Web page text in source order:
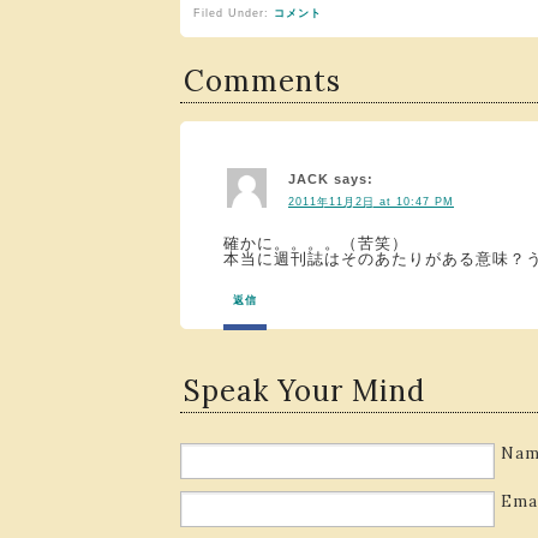
Filed Under: コメント
Comments
JACK says:
2011年11月2日 at 10:47 PM
確かに。。。。（苦笑）
本当に週刊誌はそのあたりがある意味？
返信
Speak Your Mind